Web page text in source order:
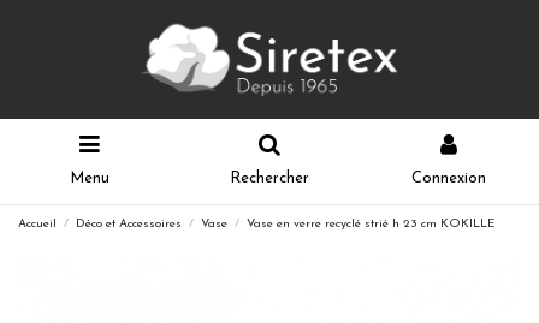
Menu Rechercher Connexion
Accueil Déco et Accessoires Vase Vase en verre recyclé strié h 23 cm KOKILLE